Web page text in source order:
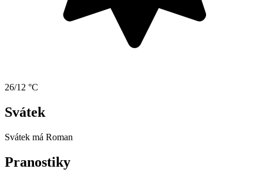
26/12 °C
Svátek
Svátek má Roman
Pranostiky